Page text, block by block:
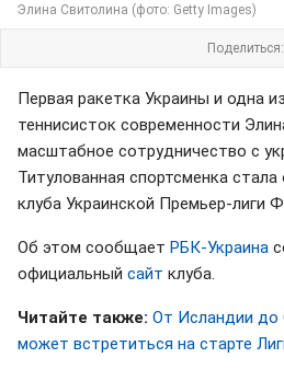
Элина Свитолина (фото: Getty Images)
Поделиться:
Первая ракетка Украины и одна
теннисисток современности
масштабное сотрудничество с
Титулованная спортсменка
клуба Украинской Премьер-лиги
Об этом сообщает РБК-Украина
официальный сайт клуба.
Читайте также: От Исландии до
может встретиться на старте